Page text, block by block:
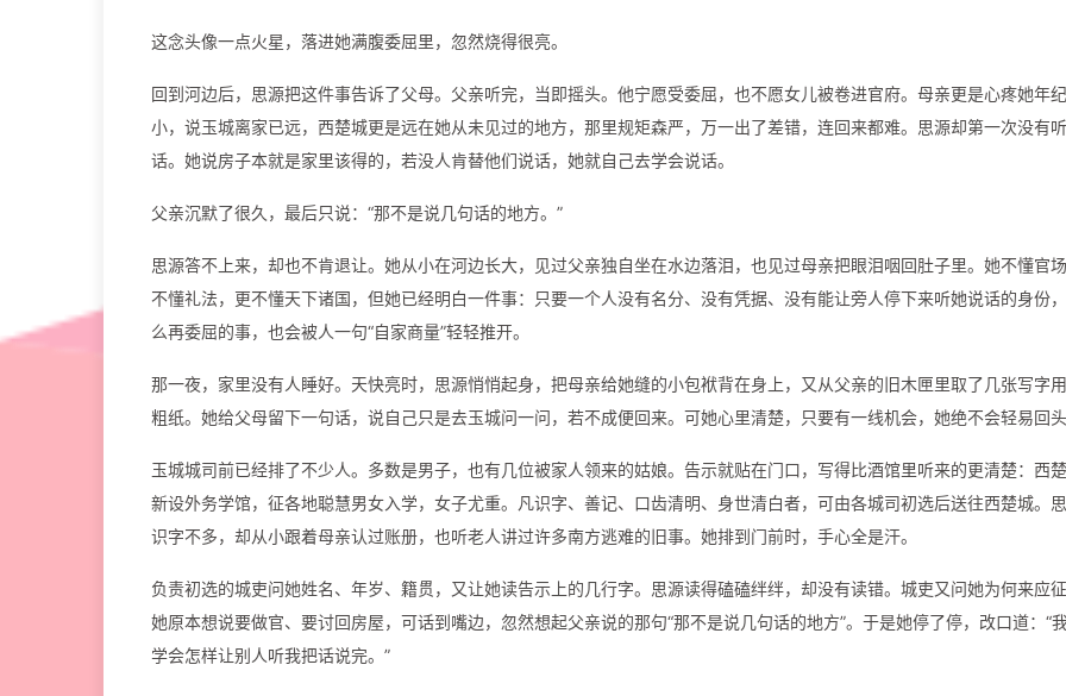
这念头像一点火星，落进她满腹委屈里，忽然烧得很亮。
回到河边后，思源把这件事告诉了父母。父亲听完，当即摇头。他宁愿受委屈，也不愿女儿被卷进官府。母亲更是心疼她年
小，说玉城离家已远，西楚城更是远在她从未见过的地方，那里规矩森严，万一出了差错，连回来都难。思源却第一次没有听
话。她说房子本就是家里该得的，若没人肯替他们说话，她就自己去学会说话。
父亲沉默了很久，最后只说：“那不是说几句话的地方。”
思源答不上来，却也不肯退让。她从小在河边长大，见过父亲独自坐在水边落泪，也见过母亲把眼泪咽回肚子里。她不懂官场
不懂礼法，更不懂天下诸国，但她已经明白一件事：只要一个人没有名分、没有凭据、没有能让旁人停下来听她说话的身份
么再委屈的事，也会被人一句“自家商量”轻轻推开。
那一夜，家里没有人睡好。天快亮时，思源悄悄起身，把母亲给她缝的小包袱背在身上，又从父亲的旧木匣里取了几张写字
粗纸。她给父母留下一句话，说自己只是去玉城问一问，若不成便回来。可她心里清楚，只要有一线机会，她绝不会轻易回头
玉城城司前已经排了不少人。多数是男子，也有几位被家人领来的姑娘。告示就贴在门口，写得比酒馆里听来的更清楚：西
新设外务学馆，征各地聪慧男女入学，女子尤重。凡识字、善记、口齿清明、身世清白者，可由各城司初选后送往西楚城。
识字不多，却从小跟着母亲认过账册，也听老人讲过许多南方逃难的旧事。她排到门前时，手心全是汗。
负责初选的城吏问她姓名、年岁、籍贯，又让她读告示上的几行字。思源读得磕磕绊绊，却没有读错。城吏又问她为何来应征
她原本想说要做官、要讨回房屋，可话到嘴边，忽然想起父亲说的那句“那不是说几句话的地方”。于是她停了停，改口道：“
学会怎样让别人听我把话说完。”